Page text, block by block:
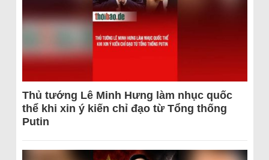
Thủ tướng Lê Minh Hưng làm nhục quốc
thể khi xin ý kiến chỉ đạo từ Tổng thống
Putin